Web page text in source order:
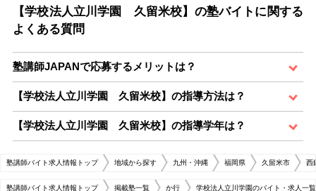
【学校法人立川学園 久留米校】の塾バイトに関する
よくある質問
塾講師JAPANで応募するメリットは？
【学校法人立川学園 久留米校】の指導方法は？
【学校法人立川学園 久留米校】の指導学年は？
塾講師バイト求人情報トップ 地域から探す 九州・沖縄 福岡県 久留米市 西
塾講師バイト求人情報トップ 掲載塾一覧 か行 学校法人立川学園のバイト・求人一覧